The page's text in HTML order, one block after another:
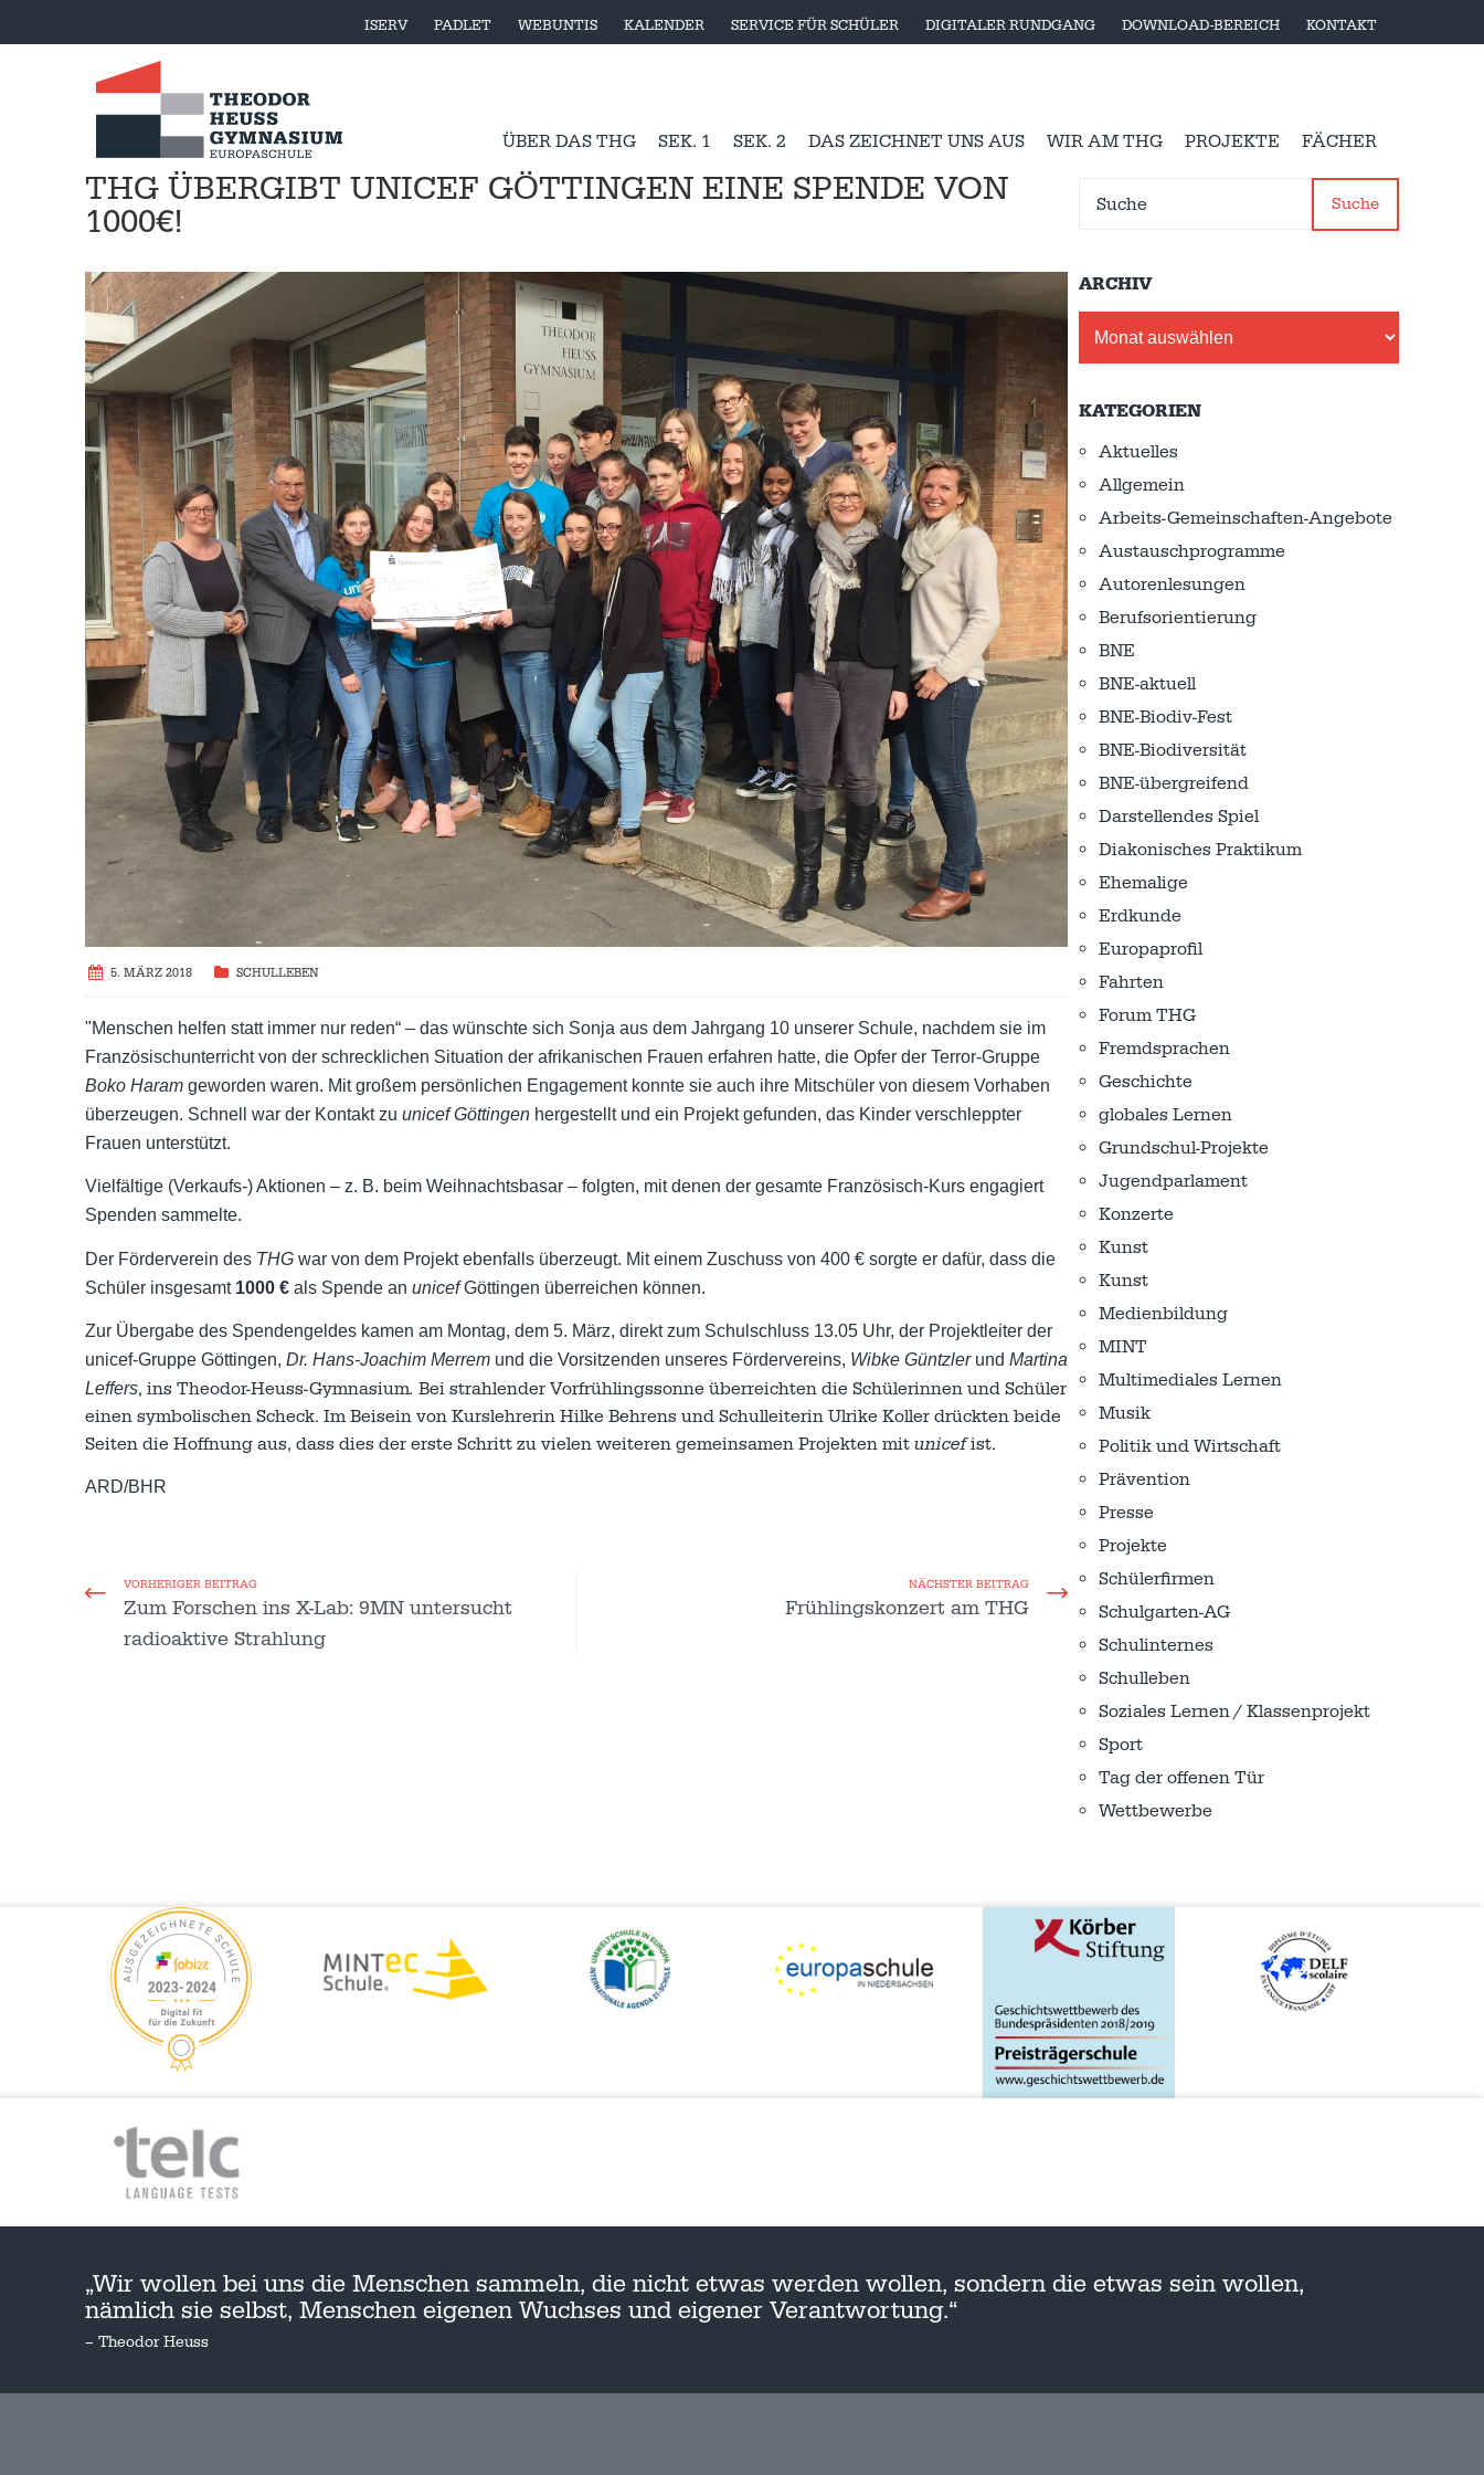
ISERV PADLET WEBUNTIS KALENDER SERVICE FÜR SCHÜLER DIGITALER RUNDGANG DOWNLOAD-BEREICH KONTAKT
ÜBER DAS THG SEK. 1 SEK. 2 DAS ZEICHNET UNS AUS WIR AM THG PROJEKTE FÄCHER
THG ÜBERGIBT UNICEF GÖTTINGEN EINE SPENDE VON
1000€!
5. MÄRZ 2018 SCHULLEBEN
"Menschen helfen statt immer nur reden“ – das wünschte sich Sonja aus dem Jahrgang 10 unserer Schule, nachdem sie im
Französischunterricht von der schrecklichen Situation der afrikanischen Frauen erfahren hatte, die Opfer der Terror-Gruppe
Boko Haram geworden waren. Mit großem persönlichen Engagement konnte sie auch ihre Mitschüler von diesem Vorhaben
überzeugen. Schnell war der Kontakt zu unicef Göttingen hergestellt und ein Projekt gefunden, das Kinder verschleppter
Frauen unterstützt.
Vielfältige (Verkaufs-) Aktionen – z. B. beim Weihnachtsbasar – folgten, mit denen der gesamte Französisch-Kurs engagiert
Spenden sammelte.
Der Förderverein des THG war von dem Projekt ebenfalls überzeugt. Mit einem Zuschuss von 400 € sorgte er dafür, dass die
Schüler insgesamt 1000 € als Spende an unicefGöttingen überreichen können.
Zur Übergabe des Spendengeldes kamen am Montag, dem 5. März, direkt zum Schulschluss 13.05 Uhr, der Projektleiter der
unicef-Gruppe Göttingen, Dr. Hans-Joachim Merrem und die Vorsitzenden unseres Fördervereins, Wibke Güntzler und Martina
Leffers, ins Theodor-Heuss-Gymnasium. Bei strahlender Vorfrühlingssonne überreichten die Schülerinnen und Schüler
einen symbolischen Scheck. Im Beisein von Kurslehrerin Hilke Behrens und Schulleiterin Ulrike Koller drückten beide
Seiten die Hoffnung aus, dass dies der erste Schritt zu vielen weiteren gemeinsamen Projekten mit unicefist.
ARD/BHR
VORHERIGER BEITRAG
Zum Forschen ins X-Lab: 9MN untersucht
radioaktive Strahlung
NÄCHSTER BEITRAG
Frühlingskonzert am THG
Suche
ARCHIV
KATEGORIEN
Aktuelles
Allgemein
Arbeits-Gemeinschaften-Angebote
Austausch­programme
Autorenlesungen
Berufsorientierung
BNE
BNE-aktuell
BNE-Biodiv-Fest
BNE-Biodiversität
BNE-übergreifend
Darstellendes Spiel
Diakonisches Praktikum
Ehemalige
Erdkunde
Europaprofil
Fahrten
Forum THG
Fremdsprachen
Geschichte
globales Lernen
Grundschul-Projekte
Jugendparlament
Konzerte
Kunst
Kunst
Medienbildung
MINT
Multimediales Lernen
Musik
Politik und Wirtschaft
Prävention
Presse
Projekte
Schülerfirmen
Schulgarten-AG
Schulinternes
Schulleben
Soziales Lernen / Klassenprojekt
Sport
Tag der offenen Tür
Wettbewerbe
„Wir wollen bei uns die Menschen sammeln, die nicht etwas werden wollen, sondern die etwas sein wollen,
nämlich sie selbst, Menschen eigenen Wuchses und eigener Verantwortung.“
– Theodor Heuss